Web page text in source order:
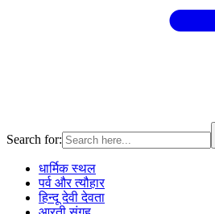
Search for:
धार्मिक स्थल
पर्व और त्यौहार
हिन्दू देवी देवता